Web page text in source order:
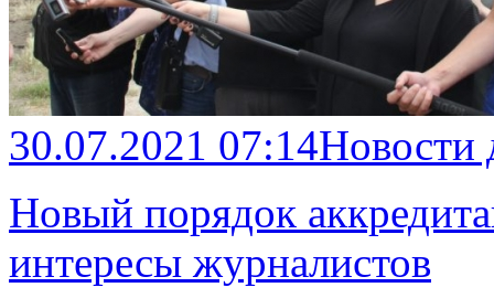
30.07.2021 07:14
Новый порядок
интересы журналистов